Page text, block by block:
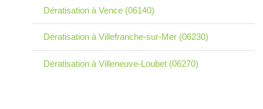
Dératisation à Vence (06140)
Dératisation à Villefranche-sur-Mer (06230)
Dératisation à Villeneuve-Loubet (06270)